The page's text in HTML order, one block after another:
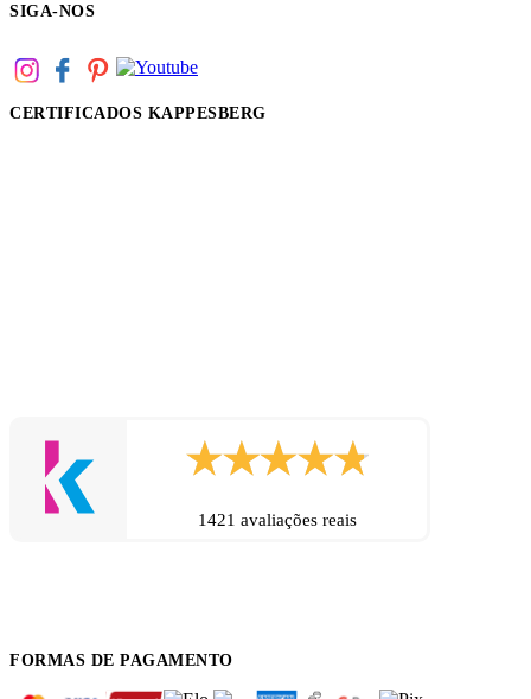
SIGA-NOS
CERTIFICADOS KAPPESBERG
1421 avaliações reais
FORMAS DE PAGAMENTO